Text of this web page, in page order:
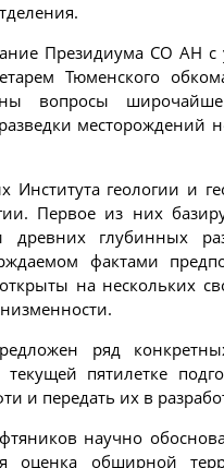
Президиума СO АН
Тюменского
вопросы
месторождений
Института геологии и
Первое из них
древних глубинных
фактами
на нескольких
ряд
пятилетке
и передать их в
научно
оценка обширной